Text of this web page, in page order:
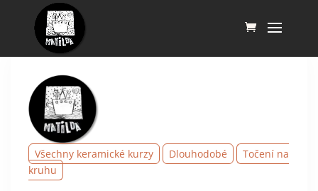
Všechny keramické kurzy Dlouhodobé
Točení na
kruhu